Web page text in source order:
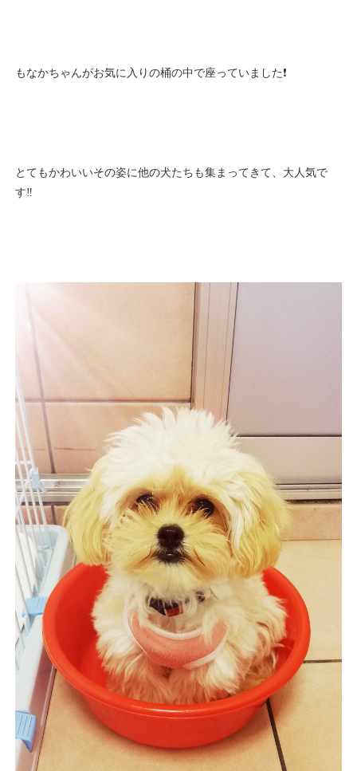
もなかちゃんがお気に入りの桶の中で座っていました❗
とてもかわいいその姿に他の犬たちも集まってきて、大人気で
す‼️